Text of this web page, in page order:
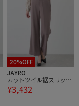
20%OFF
JAYRO
カットツイル裾スリット
入りパンツ
¥3,432